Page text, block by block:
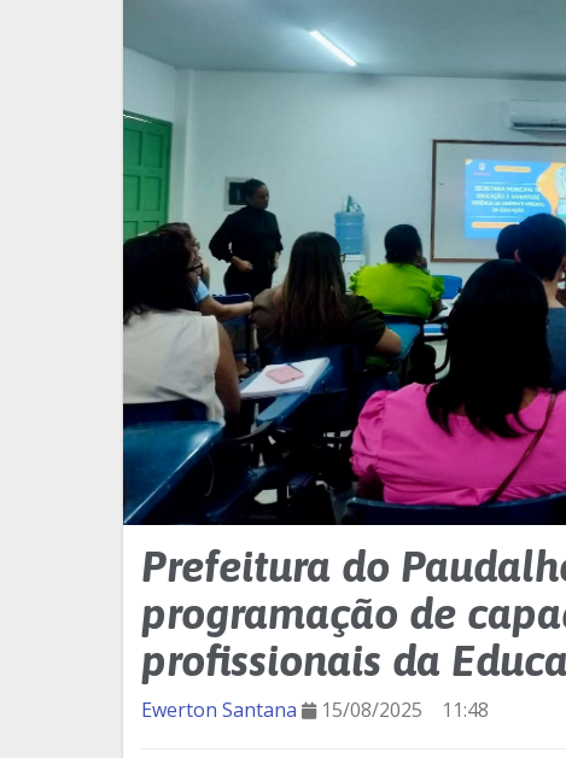
Prefeitura do
programação de
profissionais da
Ewerton Santana 15/08/2025 11:48